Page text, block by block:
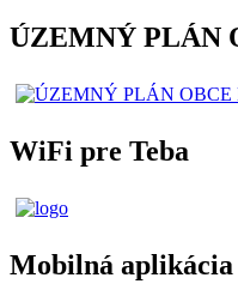
ÚZEMNÝ PLÁN
WiFi pre Teba
Mobilná aplikácia